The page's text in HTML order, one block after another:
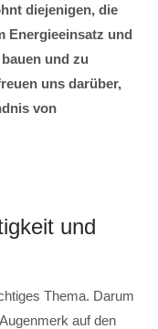
diejenigen, die
Energieeinsatz und
und zu
uns darüber,
von
und
Thema. Darum
auf den